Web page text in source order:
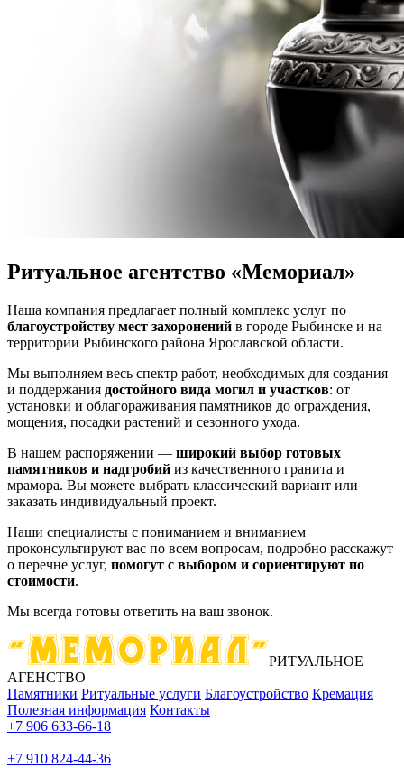
Ритуальное агентство «Мемориал»
Наша компания предлагает полный комплекс услуг по
благоустройству мест захоронений в городе Рыбинске и на
территории Рыбинского района Ярославской области.
Мы выполняем весь спектр работ, необходимых для создания
и поддержания достойного вида могил и участков: от
установки и облагораживания памятников до ограждения,
мощения, посадки растений и сезонного ухода.
В нашем распоряжении — широкий выбор готовых
памятников и надгробий из качественного гранита и
мрамора. Вы можете выбрать классический вариант или
заказать индивидуальный проект.
Наши специалисты с пониманием и вниманием
проконсультируют вас по всем вопросам, подробно расскажут
о перечне услуг, помогут с выбором и сориентируют по
стоимости.
Мы всегда готовы ответить на ваш звонок.
РИТУАЛЬНОЕ
АГЕНСТВО
Памятники Ритуальные услуги Благоустройство Кремация
Полезная информация Контакты
+7 906 633-66-18
+7 910 824-44-36